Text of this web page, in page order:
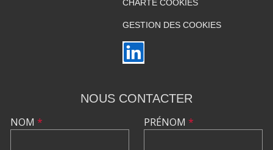
CHARTE COOKIES
GESTION DES COOKIES
NOUS CONTACTER
NOM * PRÉNOM *